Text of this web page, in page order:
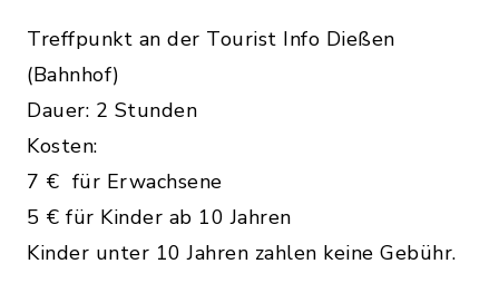
Treffpunkt an der Tourist Info Dießen
(Bahnhof)
Dauer: 2 Stunden
Kosten:
7 € für Erwachsene
5 € für Kinder ab 10 Jahren
Kinder unter 10 Jahren zahlen keine Gebühr.